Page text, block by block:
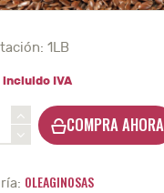
1LB
incluido IVA
COMPRA AHORA
OLEAGINOSAS